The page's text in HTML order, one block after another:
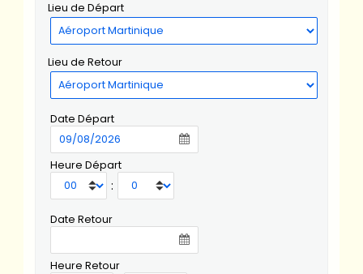
Lieu de Départ
Lieu de Retour
Date Départ
Heure Départ
:
Date Retour
Heure Retour